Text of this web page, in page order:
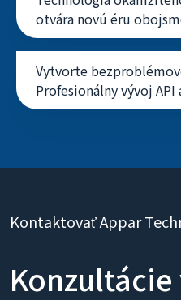
otvára novú éru
Vytvorte
Profesionálny vývoj
Kontaktovať Appar